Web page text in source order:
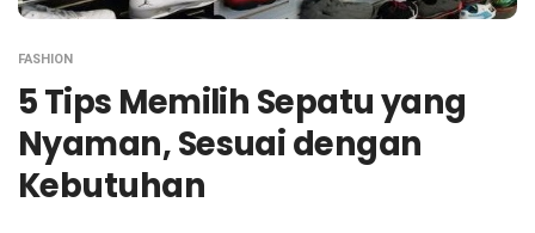
FASHION
5 Tips Memilih Sepatu yang
Nyaman, Sesuai dengan
Kebutuhan